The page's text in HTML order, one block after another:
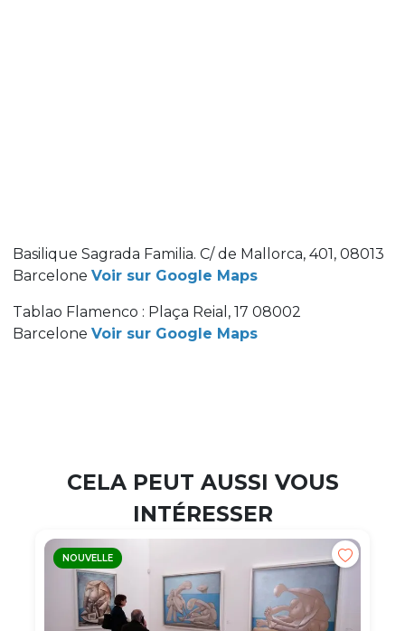
Basilique Sagrada Familia. C/ de Mallorca, 401, 08013
Barcelone Voir sur Google Maps
Tablao Flamenco : Plaça Reial, 17 08002
Barcelone Voir sur Google Maps
CELA PEUT AUSSI VOUS
INTÉRESSER
NOUVELLE